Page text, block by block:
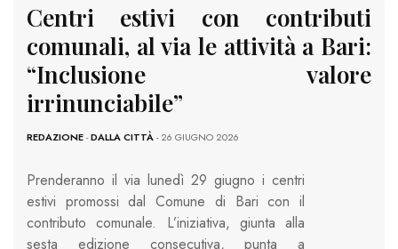
Centri estivi con contributi
comunali, al via le attività a Bari:
“Inclusione valore
irrinunciabile”
REDAZIONE-DALLA CITTÀ- 26 GIUGNO 2026
Prenderanno il via lunedì 29 giugno i centri
estivi promossi dal Comune di Bari con il
contributo comunale. L’iniziativa, giunta alla
sesta edizione consecutiva, punta a